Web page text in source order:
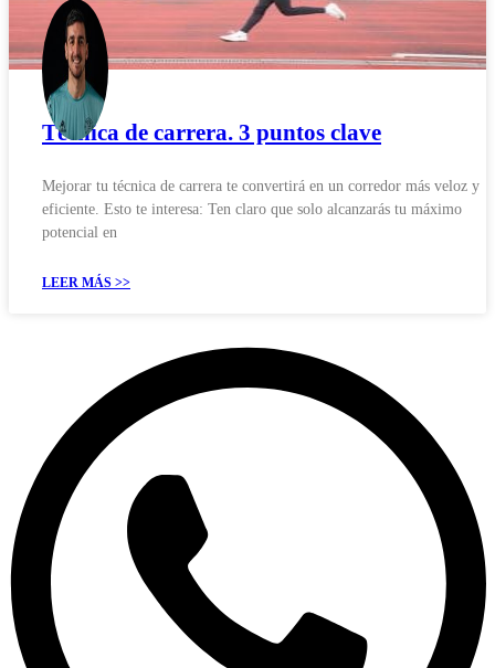
Técnica de carrera. 3 puntos clave
Mejorar tu técnica de carrera te convertirá en un corredor más veloz y
eficiente. Esto te interesa: Ten claro que solo alcanzarás tu máximo
potencial en
LEER MÁS >>